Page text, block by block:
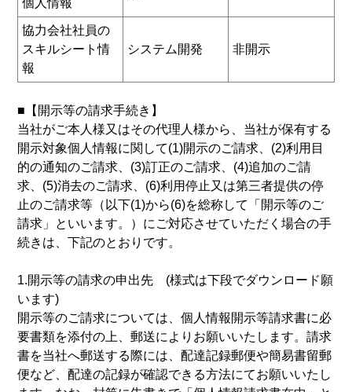
個人情報
協力会社社員の
スキルシート情
報
システム開発 非開示
■【開示等の請求手続き】
当社がご本人様又はその代理人様から、当社が保有する
開示対象個人情報に関して(1)開示のご請求、(2)利用目
的の通知のご請求、(3)訂正のご請求、(4)追加のご請
求、(5)消去のご請求、(6)利用停止又は第三者提供の停
止のご請求等（以下(1)から(6)を総称して「開示等のご
請求」といいます。）にご対応させていただく場合の手
続きは、下記のとおりです。
1.開示等の請求の申出先 (様式は下段でダウンロード願
います)
開示等のご請求については、個人情報開示等請求書に必
要書類を添付の上、郵送によりお願いいたします。請求
書を当社へ郵送する際には、配達記録郵便や簡易書留郵
便など、配達の記録が確認できる方法にてお願いいたし